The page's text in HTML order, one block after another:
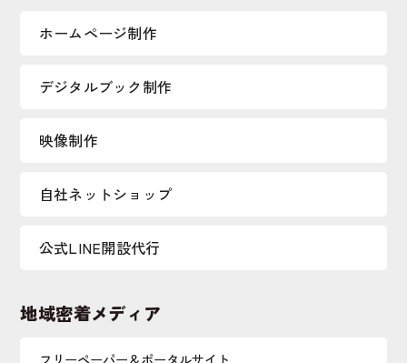
ホームページ制作
デジタルブック制作
映像制作
自社ネットショップ
公式LINE開設代行
地域密着メディア
フリーペーパー＆ポータルサイト